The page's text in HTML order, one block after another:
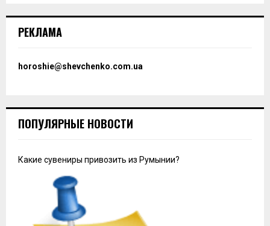
РЕКЛАМА
horoshie@shevchenko.com.ua
ПОПУЛЯРНЫЕ НОВОСТИ
Какие сувениры привозить из Румынии?